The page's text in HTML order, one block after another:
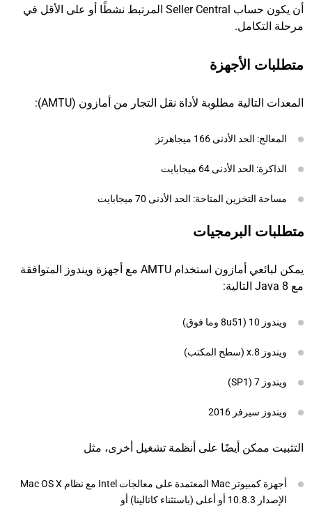
أن يكون حساب Seller Central المرتبط نشطًا أو على الأقل في
مرحلة التكامل.
متطلبات الأجهزة
المعدات التالية مطلوبة لأداة نقل التجار من أمازون (AMTU):
المعالج: الحد الأدنى 166 ميجاهرتز
الذاكرة: الحد الأدنى 64 ميجابايت
مساحة التخزين المتاحة: الحد الأدنى 70 ميجابايت
متطلبات البرمجيات
يمكن لبائعي أمازون استخدام AMTU مع أجهزة ويندوز المتوافقة
مع Java 8 التالية:
ويندوز 10 (8u51 وما فوق)
ويندوز 8.x (سطح المكتب)
ويندوز 7 (SP1)
ويندوز سيرفر 2016
التثبيت ممكن أيضًا على أنظمة تشغيل أخرى، مثل
أجهزة كمبيوتر Mac المعتمدة على معالجات Intel مع نظام Mac OS X
الإصدار 10.8.3 أو أعلى (باستثناء كاتالينا) أو